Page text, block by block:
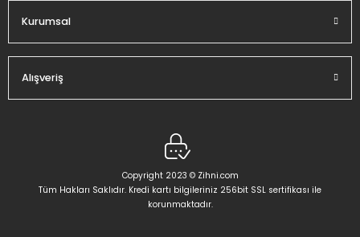
Kurumsal
Alışveriş
Copyright 2023 © Zihni.com
Tüm Hakları Saklıdır. Kredi kartı bilgileriniz 256bit SSL sertifikası ile
korunmaktadır.